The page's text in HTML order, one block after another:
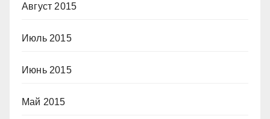
Август 2015
Июль 2015
Июнь 2015
Май 2015